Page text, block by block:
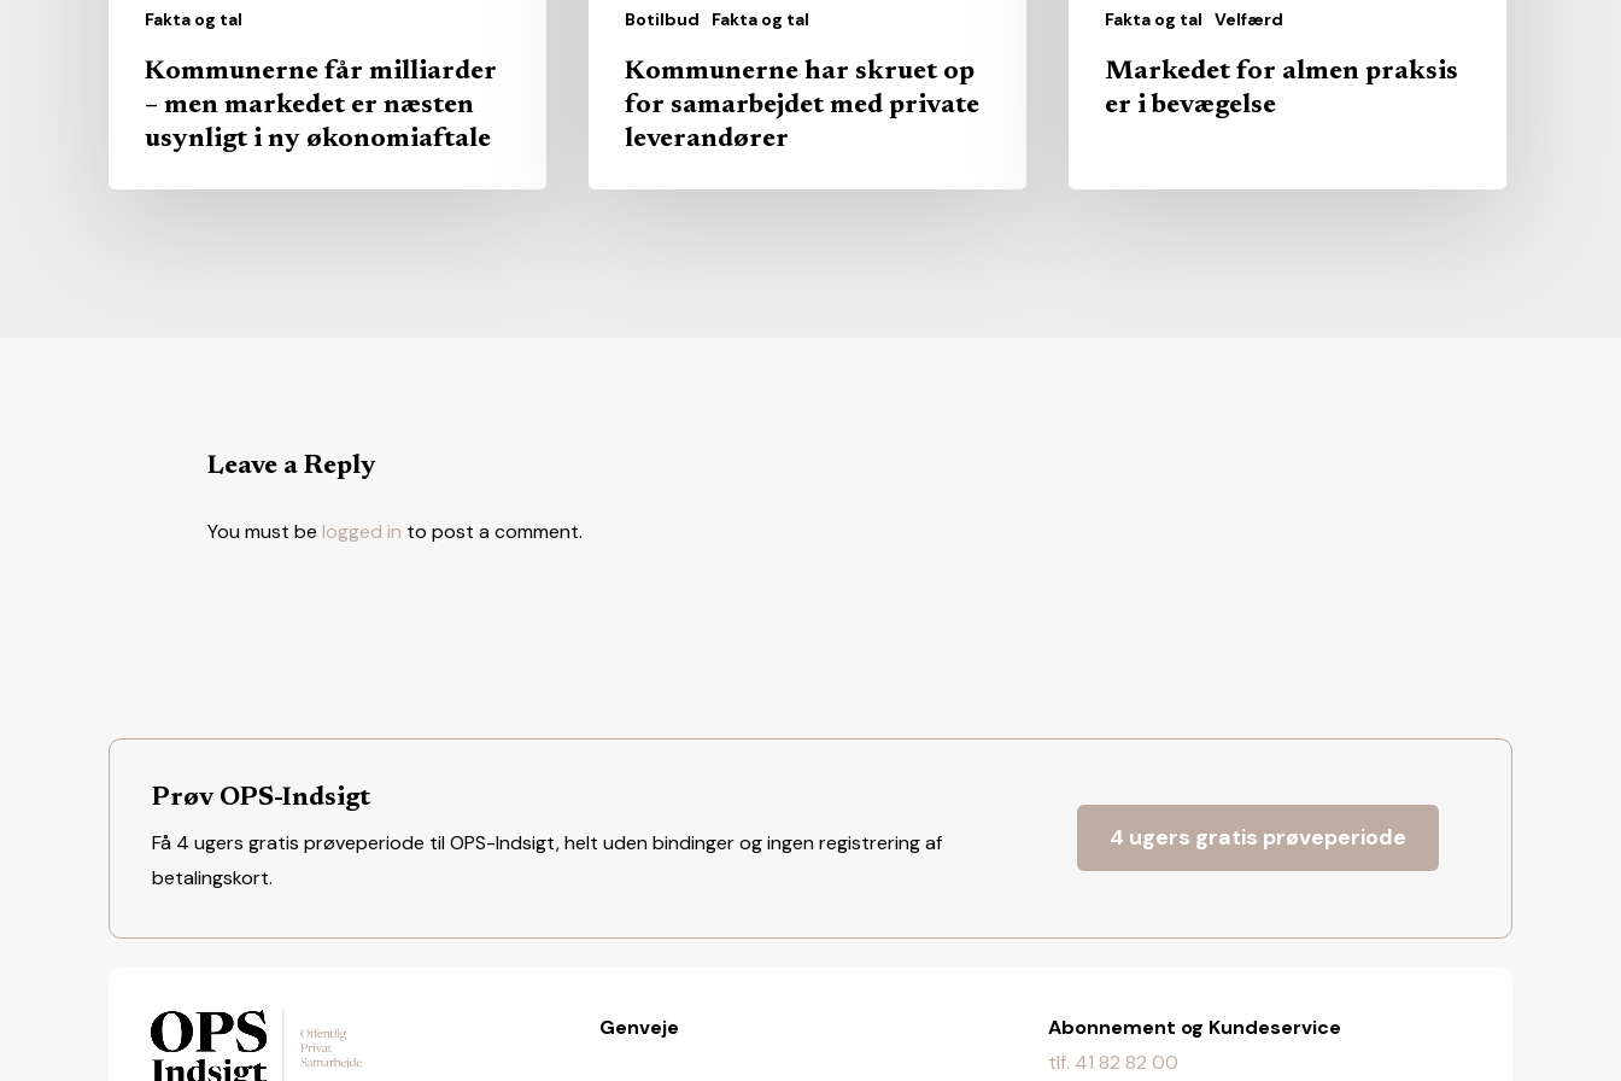
Fakta og tal
økonomiaftale
Kommunerne får milliarder
– men markedet er næsten
usynligt i ny økonomiaftale
Botilbud Fakta og tal
Kommunerne har skruet op
for samarbejdet med private
leverandører
Fakta og tal Velfærd
Markedet for almen praksis
er i bevægelse
Leave a Reply
You must be logged in to post a comment.
Prøv OPS-Indsigt
Få 4 ugers gratis prøveperiode til OPS-Indsigt, helt uden bindinger og ingen registrering af
betalingskort.
4 ugers gratis prøveperiode
Genveje
Abonnement og Kundeservice
tlf. 41 82 82 00